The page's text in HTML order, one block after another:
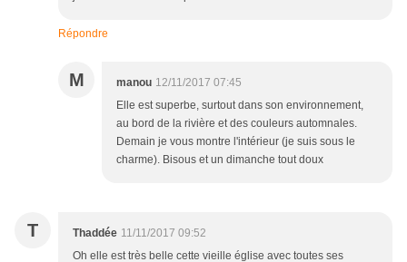
Répondre
M manou 12/11/2017 07:45
Elle est superbe, surtout dans son environnement,
au bord de la rivière et des couleurs automnales.
Demain je vous montre l'intérieur (je suis sous le
charme). Bisous et un dimanche tout doux
T Thaddée 11/11/2017 09:52
Oh elle est très belle cette vieille église avec toutes ses